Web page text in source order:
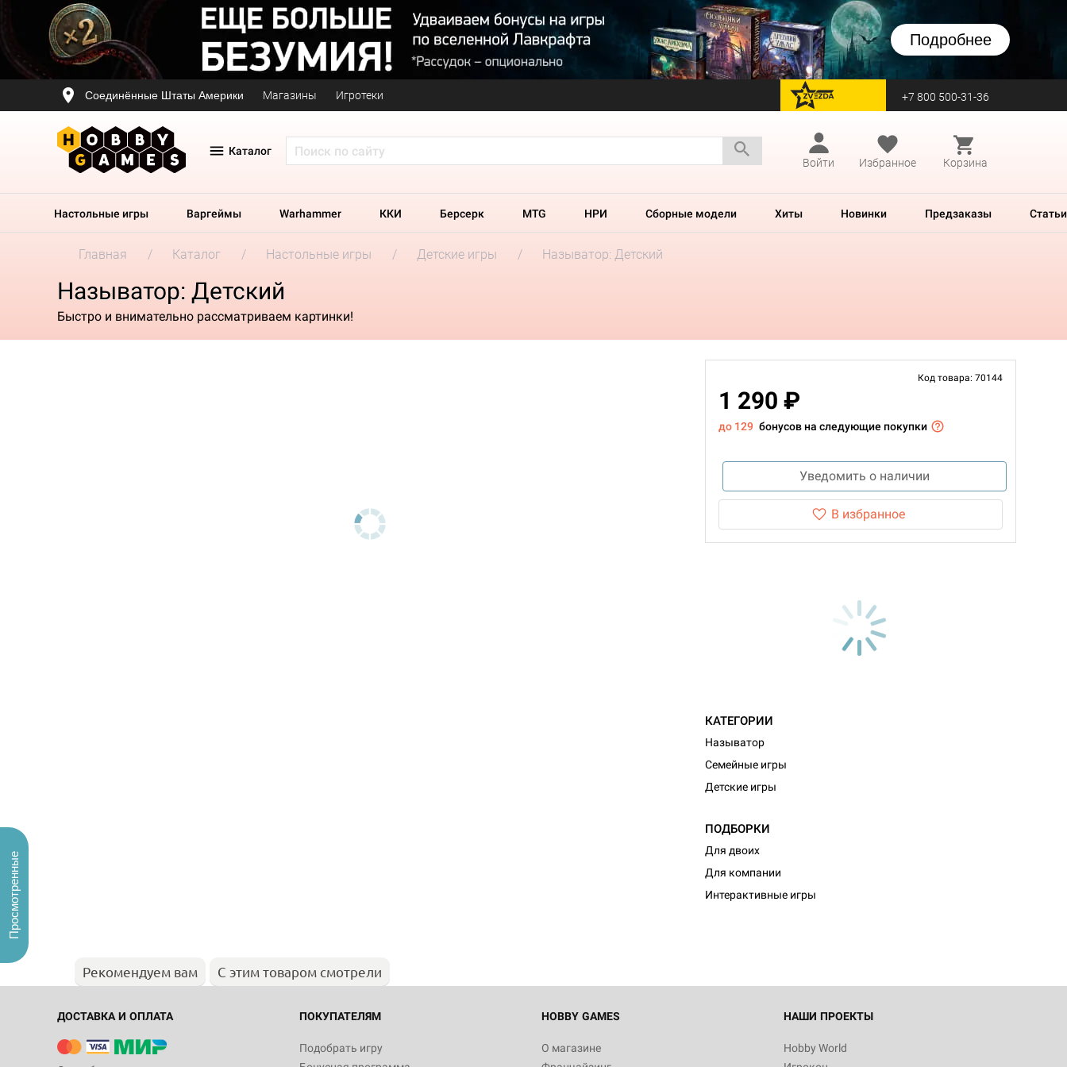
Подробнее
Соединённые Штаты Америки Магазины Игротеки перейти на Zvezda +7 800 500-31-36
Каталог
Войти
Избранное Корзина
Настольные игры Варгеймы Warhammer ККИ Берсерк MTG НРИ Сборные модели Хиты Новинки Предзаказы Статьи
Главная Каталог Настольные игры Детские игры Называтор: Детский
Называтор: Детский
Быстро и внимательно рассматриваем картинки!
Код товара: 70144
1 290 ₽
до 129 бонусов на следующие покупки
Уведомить о наличии
В избранное
КАТЕГОРИИ
Называтор
Семейные игры
Детские игры
ПОДБОРКИ
Для двоих
Для компании
Интерактивные игры
Рекомендуем вам С этим товаром смотрели
ДОСТАВКА И ОПЛАТА ПОКУПАТЕЛЯМ
Подобрать игру
HOBBY GAMES
О магазине
НАШИ ПРОЕКТЫ
Hobby World
Просмотренные
Настольная игра Hobby World Журнал
"Мир фантастики. Спецвыпуск: Братья
империи: Боевая тревога
799